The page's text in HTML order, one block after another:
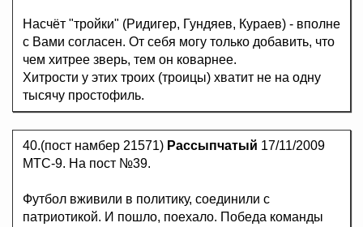
Насчёт "тройки" (Ридигер, Гундяев, Кураев) - вполне
с Вами согласен. От себя могу только добавить, что
чем хитрее зверь, тем он коварнее.
Хитрости у этих троих (троицы) хватит не на одну
тысячу простофиль.
40.(пост намбер 21571) Рассыпчатый 17/11/2009
МТС-9. На пост №39.
Футбол вживили в политику, соединили с
патриотикой. И пошло, поехало. Победа команды